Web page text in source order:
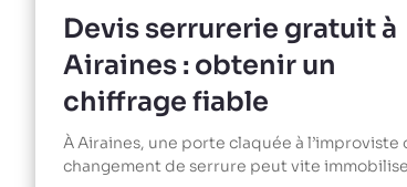
Devis serrurerie gratuit à
Airaines : obtenir un
chiffrage fiable
À Airaines, une porte claquée à l’improviste
changement de serrure peut vite